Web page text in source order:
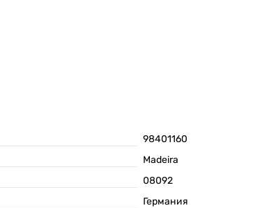
98401160
Madeira
08092
Германия